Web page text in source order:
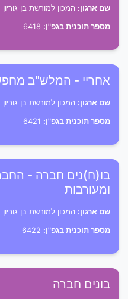
שם ארגון: המכון למורשת בן גוריון
מספר תוכנית בגפ"ן:
אחריי - המלש"ב
שם ארגון: המכון למורשת בן גוריון
מספר תוכנית בגפ"ן:
בו(ח)נים חברה -
ומעורבות
שם ארגון: המכון למורשת בן גוריון
מספר תוכנית בגפ"ן:
בונים חברה